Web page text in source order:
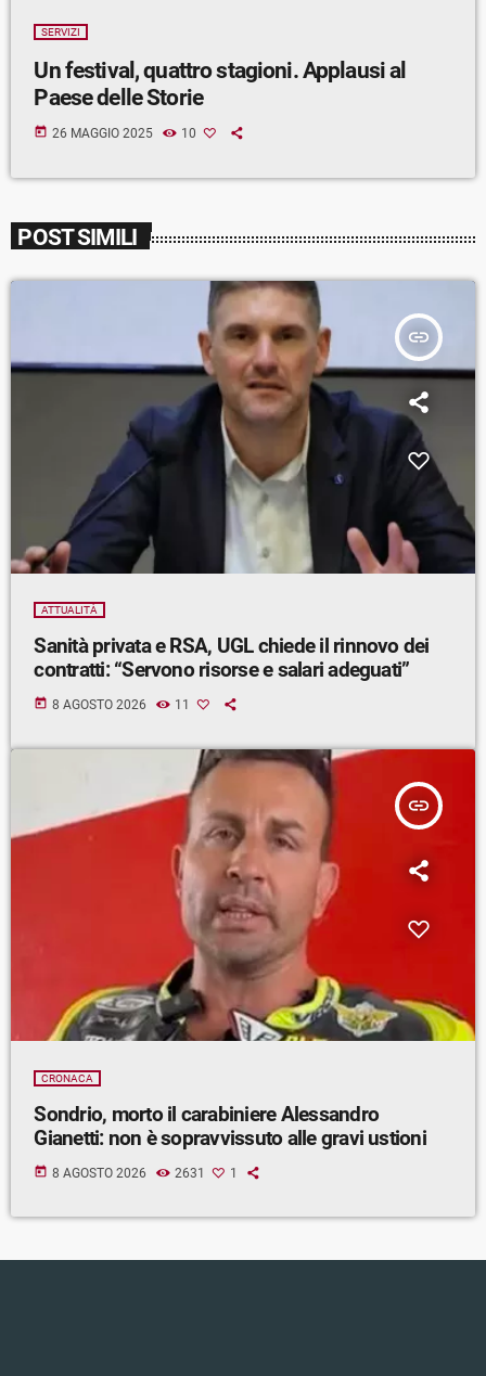
SERVIZI
Un festival, quattro stagioni. Applausi al
Paese delle Storie
today 26 MAGGIO 2025 10
POST SIMILI
insert_link
ATTUALITÀ
Sanità privata e RSA, UGL chiede il rinnovo dei
contratti: “Servono risorse e salari adeguati”
today 8 AGOSTO 2026 11
insert_link
CRONACA
Sondrio, morto il carabiniere Alessandro
Gianetti: non è sopravvissuto alle gravi ustioni
today 8 AGOSTO 2026 2631 1